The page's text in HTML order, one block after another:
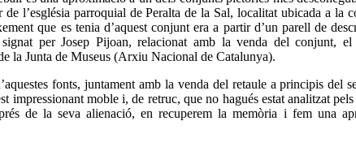
de l’església parroquial de Peralta de la Sal, localitat ubicada a la
que es tenia d’aquest conjunt era a partir d’un parell de
per Josep Pijoan, relacionat amb la venda del conjunt,
la Junta de Museus (Arxiu Nacional de Catalunya).
fonts, juntament amb la venda del retaule a principis del
impressionant moble i, de retruc, que no hagués estat analitzat
de la seva alienació, en recuperem la memòria i fem una